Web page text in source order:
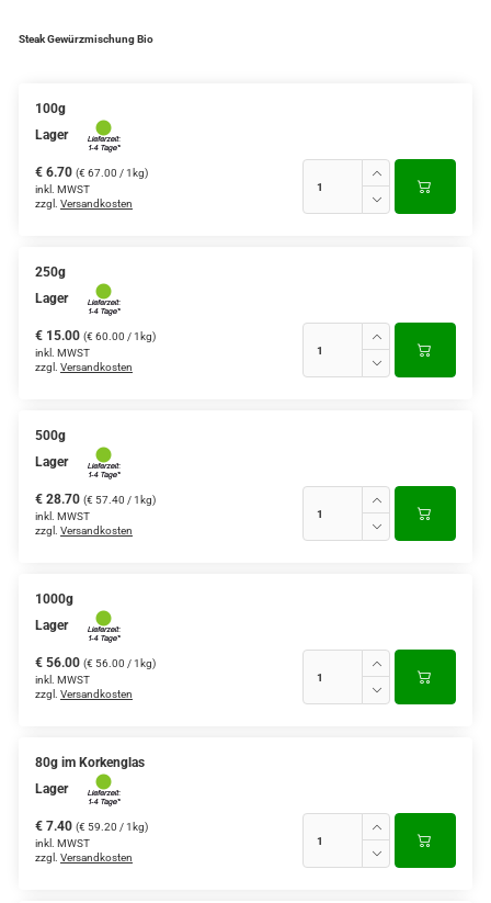
Steak Gewürzmischung Bio
100g
Lager
€ 6.70 (€ 67.00 / 1kg)
inkl. MWST
zzgl. Versandkosten
250g
Lager
€ 15.00 (€ 60.00 / 1kg)
inkl. MWST
zzgl. Versandkosten
500g
Lager
€ 28.70 (€ 57.40 / 1kg)
inkl. MWST
zzgl. Versandkosten
1000g
Lager
€ 56.00 (€ 56.00 / 1kg)
inkl. MWST
zzgl. Versandkosten
80g im Korkenglas
Lager
€ 7.40 (€ 59.20 / 1kg)
inkl. MWST
zzgl. Versandkosten